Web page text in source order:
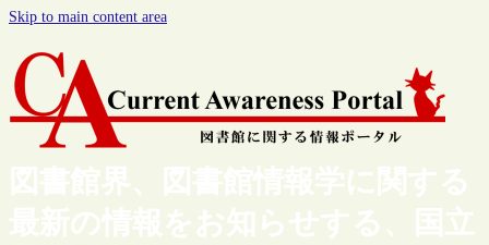
Skip to main content area
図書館界、図書館情報学に関する
最新の情報をお知らせする、国立